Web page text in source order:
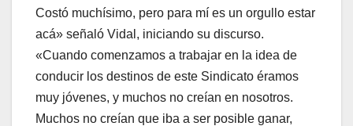
Costó muchísimo, pero para mí es un orgullo estar
acá» señaló Vidal, iniciando su discurso.
«Cuando comenzamos a trabajar en la idea de
conducir los destinos de este Sindicato éramos
muy jóvenes, y muchos no creían en nosotros.
Muchos no creían que iba a ser posible ganar,